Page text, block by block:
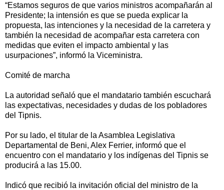
“Estamos seguros de que varios ministros acompañarán al
Presidente; la intensión es que se pueda explicar la
propuesta, las intenciones y la necesidad de la carretera y
también la necesidad de acompañar esta carretera con
medidas que eviten el impacto ambiental y las
usurpaciones”, informó la Viceministra.
Comité de marcha
La autoridad señaló que el mandatario también escuchará
las expectativas, necesidades y dudas de los pobladores
del Tipnis.
Por su lado, el titular de la Asamblea Legislativa
Departamental de Beni, Alex Ferrier, informó que el
encuentro con el mandatario y los indígenas del Tipnis se
producirá a las 15.00.
Indicó que recibió la invitación oficial del ministro de la